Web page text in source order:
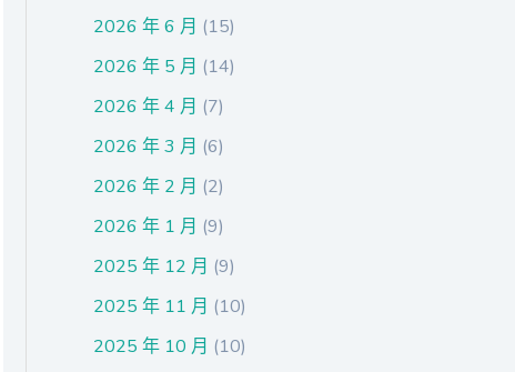
2026 年 6 月 (15)
2026 年 5 月 (14)
2026 年 4 月 (7)
2026 年 3 月 (6)
2026 年 2 月 (2)
2026 年 1 月 (9)
2025 年 12 月 (9)
2025 年 11 月 (10)
2025 年 10 月 (10)